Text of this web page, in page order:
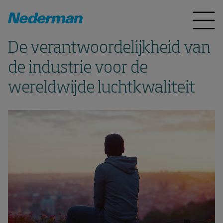
De verantwoordelijkheid van
de industrie voor de
wereldwijde luchtkwaliteit